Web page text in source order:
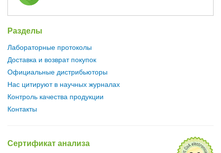
Разделы
Лабораторные протоколы
Доставка и возврат покупок
Официальные дистрибьюторы
Нас цитируют в научных журналах
Контроль качества продукции
Контакты
Сертификат анализа